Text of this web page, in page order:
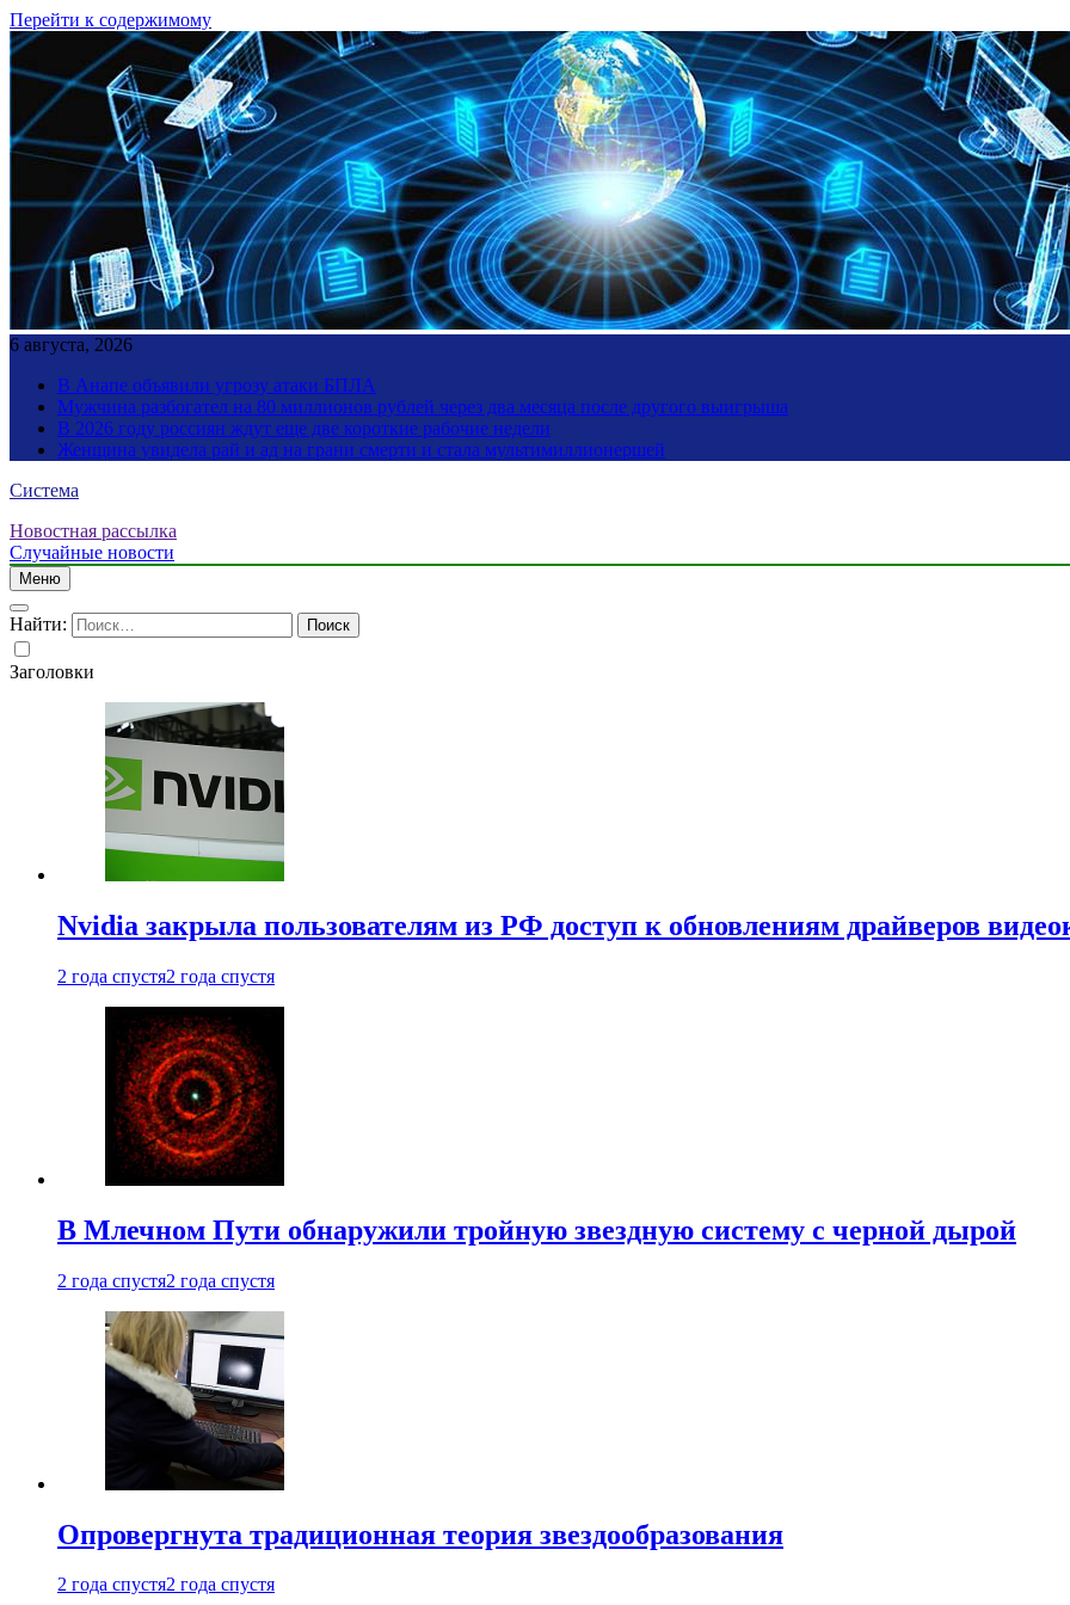
Перейти к содержимому
6 августа, 2026
В Анапе объявили угрозу атаки БПЛА
Мужчина разбогател на 80 миллионов рублей через два месяца после другого выигрыша
В 2026 году россиян ждут еще две короткие рабочие недели
Женщина увидела рай и ад на грани смерти и стала мультимиллионершей
Система
Новостная рассылка
Случайные новости
Меню
Найти:
Заголовки
Nvidia закрыла пользователям из РФ доступ к обновлениям драйверов
2 года спустя2 года спустя
В Млечном Пути обнаружили тройную звездную систему с черной дырой
2 года спустя2 года спустя
Опровергнута традиционная теория звездообразования
2 года спустя2 года спустя